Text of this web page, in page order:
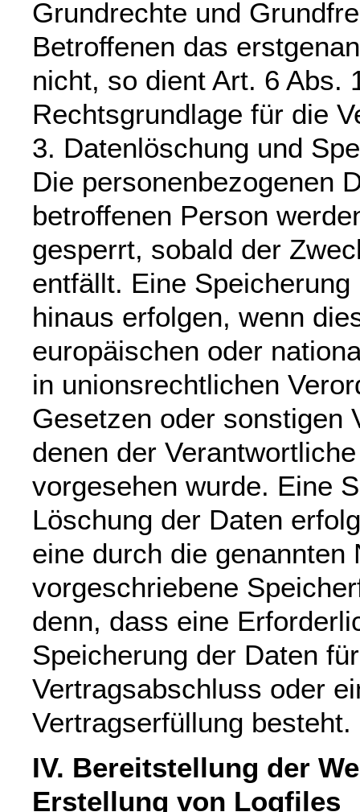
Grundrechte und
Betroffenen das
nicht, so dient Art. 6 Abs.
Rechtsgrundlage für die
3. Datenlöschung und
Die personenbezogenen
betroffenen Person
gesperrt, sobald der
entfällt. Eine
hinaus erfolgen, wenn
europäischen oder
in unionsrechtlichen
Gesetzen oder sonstigen
denen der
vorgesehen wurde. Eine
Löschung der Daten
eine durch die genannten
vorgeschriebene
denn, dass eine
Speicherung der Daten
Vertragsabschluss oder
Vertragserfüllung besteht.
IV. Bereitstellung der
Erstellung von Logfiles